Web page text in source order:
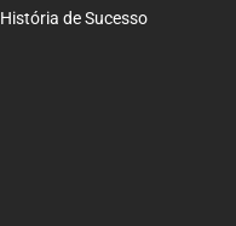
História de Sucesso